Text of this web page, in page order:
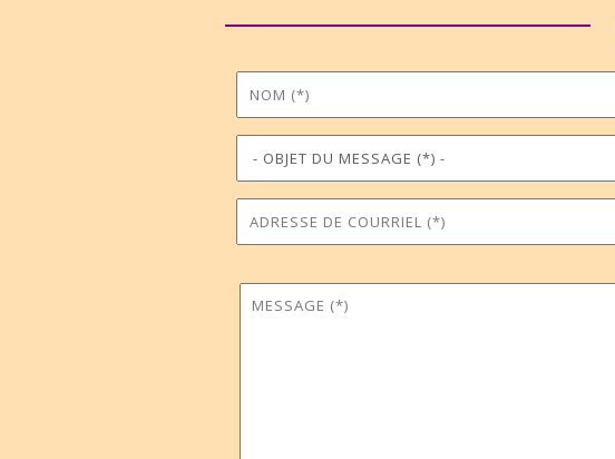
Nom*
Prénom
Objet du message *
Téléphone
Adresse de courriel*
Commune
Message*